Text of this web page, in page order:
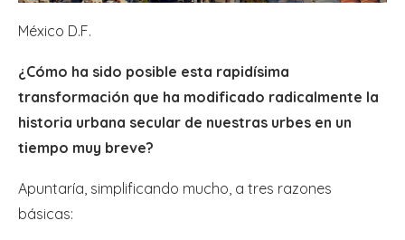
México D.F.
¿Cómo ha sido posible esta rapidísima
transformación que ha modificado radicalmente la
historia urbana secular de nuestras urbes en un
tiempo muy breve?
Apuntaría, simplificando mucho, a tres razones
básicas: